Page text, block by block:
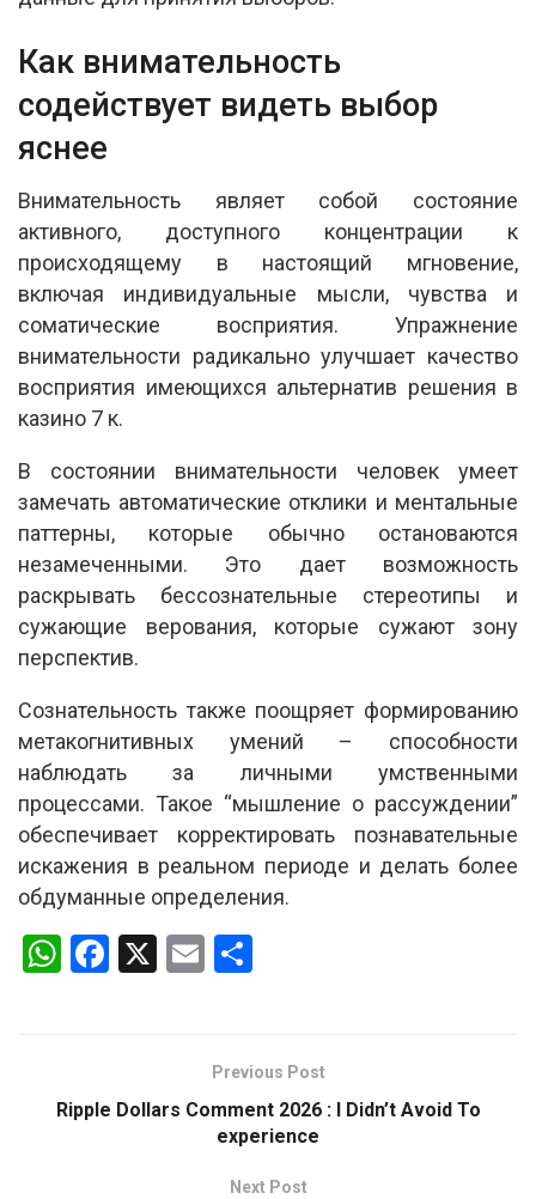
Как внимательность
содействует видеть выбор
яснее
Внимательность являет собой состояние
активного, доступного концентрации к
происходящему в настоящий мгновение,
включая индивидуальные мысли, чувства и
соматические восприятия. Упражнение
внимательности радикально улучшает качество
восприятия имеющихся альтернатив решения в
казино 7 к.
В состоянии внимательности человек умеет
замечать автоматические отклики и ментальные
паттерны, которые обычно остановаются
незамеченными. Это дает возможность
раскрывать бессознательные стереотипы и
сужающие верования, которые сужают зону
перспектив.
Сознательность также поощряет формированию
метакогнитивных умений – способности
наблюдать за личными умственными
процессами. Такое “мышление о рассуждении”
обеспечивает корректировать познавательные
искажения в реальном периоде и делать более
обдуманные определения.
W
A
F
o
X
E
e
Previous Post
Ripple Dollars Comment 2026 : I Didn’t Avoid To
experience
Next Post